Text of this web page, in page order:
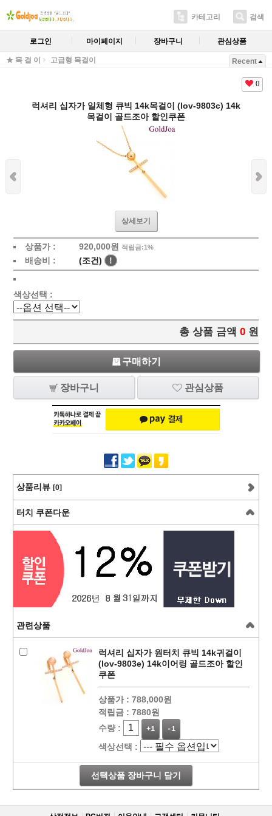
카테고리 검색
로그인 마이페이지 장바구니 관심상품
★ 목 걸 이 고급형 목걸이 Recent
0
럭셔리 십자가 일체형 큐빅 14k목걸이 (lov-9803c) 14k
목걸이 골드조아 할인쿠폰
상세보기
상품가 : 920,000원 적립금:1%
배송비 : (조건) !
색상선택 :
총 상품 금액 0 원
구매하기
장바구니 관심상품
상품리뷰 [0]
터치 쿠폰다운
관련상품
럭셔리 십자가 원터치 큐빅 14k귀걸이
(lov-9803e) 14k이어링 골드조아 할인
쿠폰
상품가 : 788,000원
적립금 : 7880원
수량 :
+1 -1
색상선택 :
선택상품 장바구니 담기